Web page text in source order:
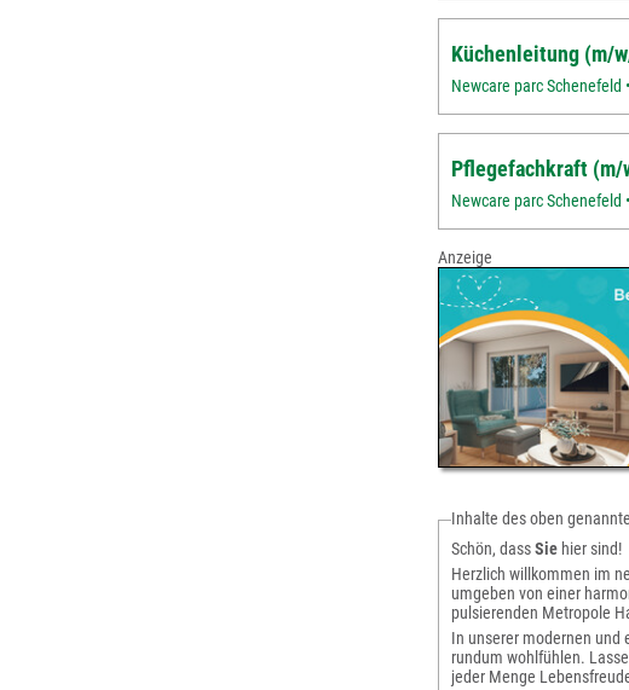
Küchenleitung (m/
Newcare parc Schenefeld
Pflegefachkraft
Newcare parc Schenefeld
Anzeige
Inhalte des oben
Schön, dassSie hier sind!
Herzlich willkommen im
umgeben von einer
pulsierenden Metropole
In unserer modernen und
rundum wohlfühlen.
jeder Menge